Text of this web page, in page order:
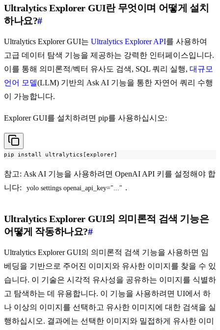
Ultralytics Explorer GUI란 무엇이며 어떻게 설치
하나요?#
Ultralytics Explorer GUI는 Ultralytics Explorer API를 사용하여
고급 데이터 탐색 기능을 제공하는 강력한 인터페이스입니다.
이를 통해 의미론적/벡터 유사도 검색, SQL 쿼리 실행, 대규모
언어 모델(LLM) 기반의 Ask AI 기능을 통한 자연어 쿼리 수행
이 가능합니다.
Explorer GUI를 설치하려면 pip를 사용하십시오:
pip install ultralytics[explorer]
참고: Ask AI 기능을 사용하려면 OpenAI API 키를 설정해야 합
니다:
yolo settings openai_api_key="..." .
Ultralytics Explorer GUI의 의미론적 검색 기능은
어떻게 작동하나요?#
Ultralytics Explorer GUI의 의미론적 검색 기능을 사용하면 임
베딩을 기반으로 주어진 이미지와 유사한 이미지를 찾을 수 있
습니다. 이 기술은 시각적 유사성을 공유하는 이미지를 식별하
고 탐색하는 데 유용합니다. 이 기능을 사용하려면 UI에서 하
나 이상의 이미지를 선택하고 유사한 이미지에 대한 검색을 실
행하십시오. 결과에는 선택한 이미지와 밀접하게 유사한 이미